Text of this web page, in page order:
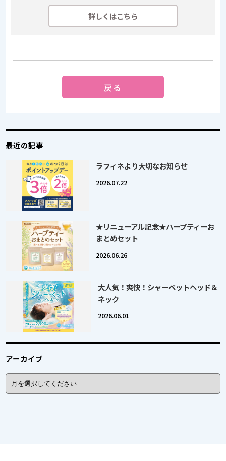
詳しくはこちら
戻る
最近の記事
ラフィネより大切なお知らせ
2026.07.22
★リニューアル記念★ハーブティーお
まとめセット
2026.06.26
大人気！爽快！シャーベットヘッド＆
ネック
2026.06.01
アーカイブ